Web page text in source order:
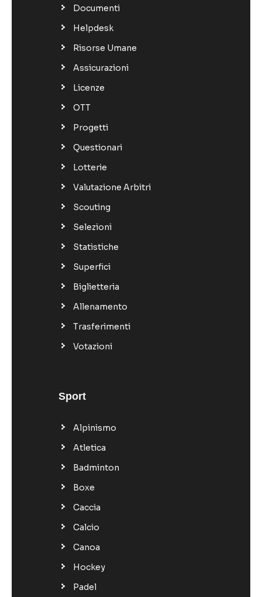
Documenti
Helpdesk
Risorse Umane
Assicurazioni
Licenze
OTT
Progetti
Questionari
Lotterie
Valutazione Arbitri
Scouting
Selezioni
Statistiche
Superfici
Biglietteria
Allenamento
Trasferimenti
Votazioni
Sport
Alpinismo
Atletica
Badminton
Boxe
Caccia
Calcio
Canoa
Hockey
Padel